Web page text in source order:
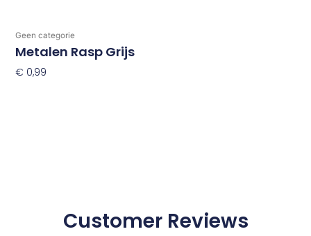
Geen categorie
Metalen Rasp Grijs
€ 0,99
Customer Reviews